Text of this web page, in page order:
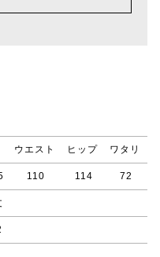
ウエスト ヒップ ワタリ
110 114 72